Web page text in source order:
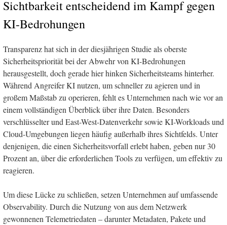
Sichtbarkeit entscheidend im Kampf gegen
KI-Bedrohungen
Transparenz hat sich in der diesjährigen Studie als oberste
Sicherheitspriorität bei der Abwehr von KI-Bedrohungen
herausgestellt, doch gerade hier hinken Sicherheitsteams hinterher.
Während Angreifer KI nutzen, um schneller zu agieren und in
großem Maßstab zu operieren, fehlt es Unternehmen nach wie vor an
einem vollständigen Überblick über ihre Daten. Besonders
verschlüsselter und East-West-Datenverkehr sowie KI-Workloads und
Cloud-Umgebungen liegen häufig außerhalb ihres Sichtfelds. Unter
denjenigen, die einen Sicherheitsvorfall erlebt haben, geben nur 30
Prozent an, über die erforderlichen Tools zu verfügen, um effektiv zu
reagieren.
Um diese Lücke zu schließen, setzen Unternehmen auf umfassende
Observability. Durch die Nutzung von aus dem Netzwerk
gewonnenen Telemetriedaten – darunter Metadaten, Pakete und